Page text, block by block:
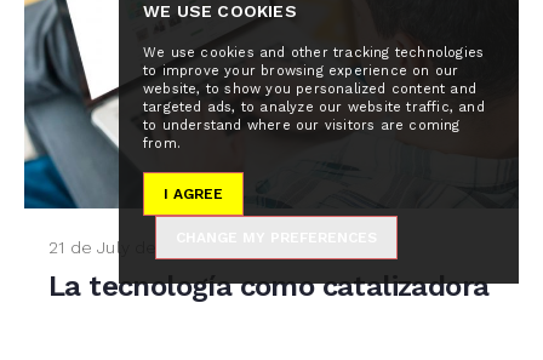
WE USE COOKIES
We use cookies and other tracking technologies
to improve your browsing experience on our
website, to show you personalized content and
targeted ads, to analyze our website traffic, and
to understand where our visitors are coming
from.
I AGREE
21 de July de 2020
La tecnología como catalizadora